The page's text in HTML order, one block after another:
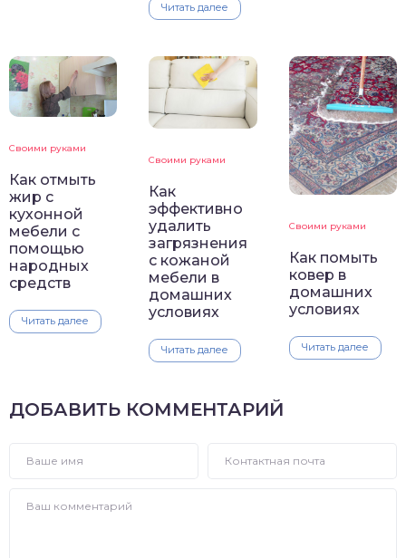
Читать далее
Своими руками
Как отмыть
жир с
кухонной
мебели с
помощью
народных
средств
Читать далее
Своими руками
Как
эффективно
удалить
загрязнения
с кожаной
мебели в
домашних
условиях
Читать далее
Своими руками
Как помыть
ковер в
домашних
условиях
Читать далее
ДОБАВИТЬ КОММЕНТАРИЙ